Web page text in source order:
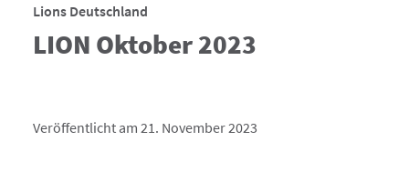
Lions Deutschland
LION Oktober 2023
Veröffentlicht am 21. November 2023